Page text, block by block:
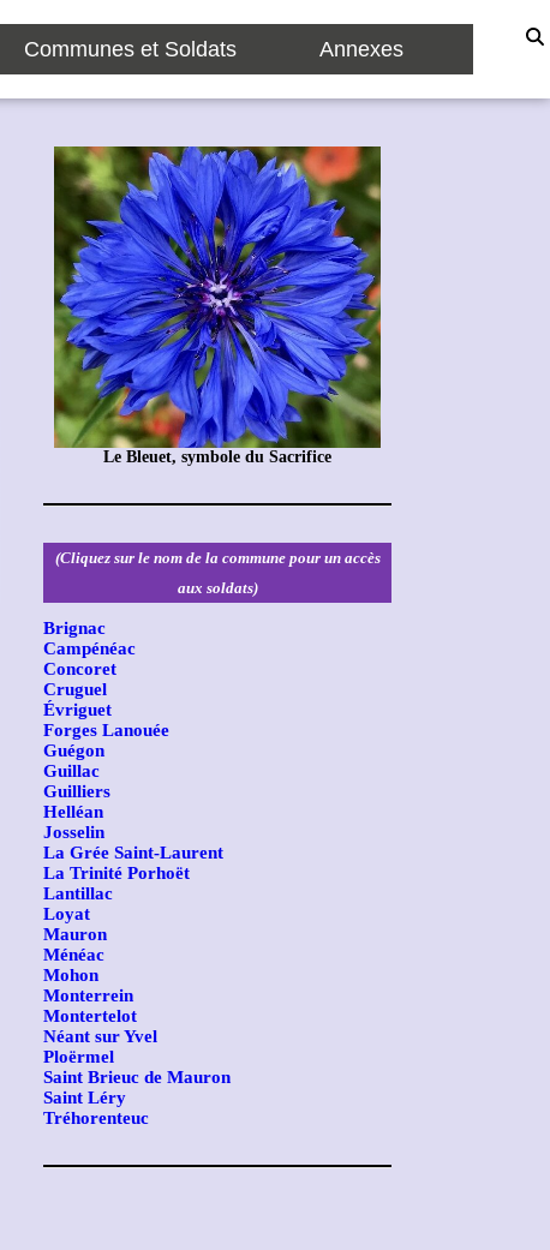
Communes et Soldats Annexes
Le Bleuet, symbole du Sacrifice
(Cliquez sur le nom de la commune pour un accès
aux soldats)
Brignac
Campénéac
Concoret
Cruguel
Évriguet
Forges Lanouée
Guégon
Guillac
Guilliers
Helléan
Josselin
La Grée Saint-Laurent
La Trinité Porhoët
Lantillac
Loyat
Mauron
Ménéac
Mohon
Monterrein
Montertelot
Néant sur Yvel
Ploërmel
Saint Brieuc de Mauron
Saint Léry
Tréhorenteuc